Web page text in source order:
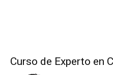
Curso de Experto en